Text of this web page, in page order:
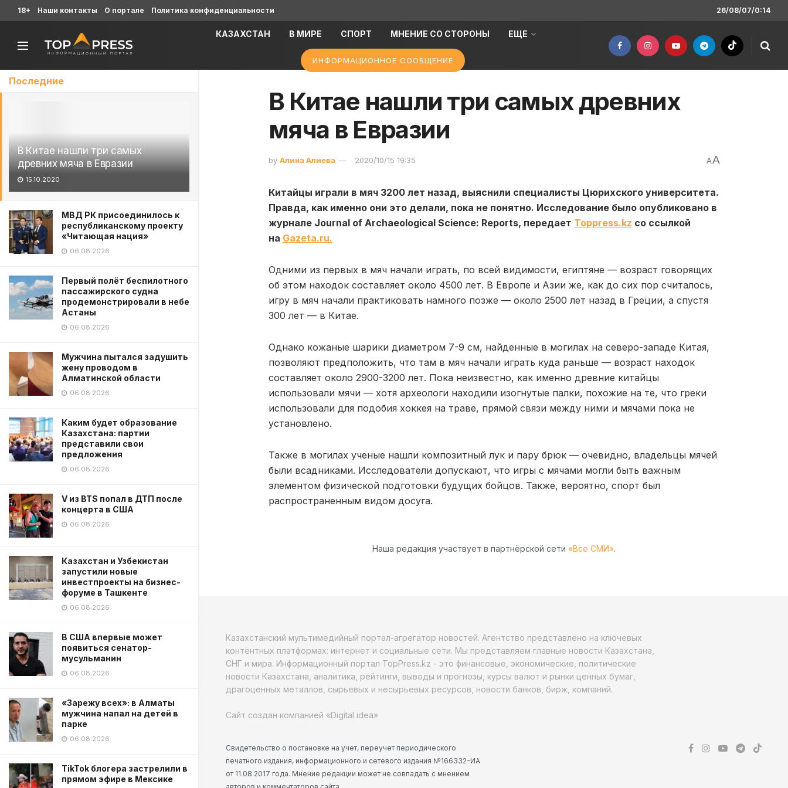
Последние
В Китае нашли три самых
древних мяча в Евразии
15.10.2020
МВД РК присоединилось к
республиканскому проекту
«Читающая нация»
06.08.2026
Первый полёт беспилотного
пассажирского судна
продемонстрировали в небе
Астаны
06.08.2026
Мужчина пытался задушить
жену проводом в
Алматинской области
06.08.2026
Каким будет образование
Казахстана: партии
представили свои
предложения
06.08.2026
V из BTS попал в ДТП после
концерта в США
06.08.2026
Казахстан и Узбекистан
запустили новые
инвестпроекты на бизнес-
форуме в Ташкенте
06.08.2026
В США впервые может
появиться сенатор-
мусульманин
06.08.2026
«Зарежу всех»: в Алматы
мужчина напал на детей в
парке
06.08.2026
TikTok блогера застрелили в
прямом эфире в Мексике
18+ Наши контакты О портале Политика конфиденциальности 26/08/07/0:14
КАЗАХСТАН В МИРЕ СПОРТ МНЕНИЕ СО СТОРОНЫ ЕЩЕ
ИНФОРМАЦИОННОЕ СООБЩЕНИЕ
В Китае нашли три самых древних
мяча в Евразии
by Алина Алиева 2020/10/15 19:35 AA
Китайцы играли в мяч 3200 лет назад, выяснили специалисты Цюрихского университета.
Правда, как именно они это делали, пока не понятно. Исследование было опубликовано в
журнале Journal of Archaeological Science: Reports, передает Toppress.kz со ссылкой
на Gazeta.ru.
Одними из первых в мяч начали играть, по всей видимости, египтяне — возраст говорящих
об этом находок составляет около 4500 лет. В Европе и Азии же, как до сих пор считалось,
игру в мяч начали практиковать намного позже — около 2500 лет назад в Греции, а спустя
300 лет — в Китае.
Однако кожаные шарики диаметром 7-9 см, найденные в могилах на северо-западе Китая,
позволяют предположить, что там в мяч начали играть куда раньше — возраст находок
составляет около 2900-3200 лет. Пока неизвестно, как именно древние китайцы
использовали мячи — хотя археологи находили изогнутые палки, похожие на те, что греки
использовали для подобия хоккея на траве, прямой связи между ними и мячами пока не
установлено.
Также в могилах ученые нашли композитный лук и пару брюк — очевидно, владельцы мячей
были всадниками. Исследователи допускают, что игры с мячами могли быть важным
элементом физической подготовки будущих бойцов. Также, вероятно, спорт был
распространенным видом досуга.
Наша редакция участвует в партнёрской сети «Все СМИ».
Казахстанский мультимедийный портал-агрегатор новостей. Агентство представлено на ключевых
контентных платформах: интернет и социальные сети. Мы представляем главные новости Казахстана,
СНГ и мира. Информационный портал TopPress.kz - это финансовые, экономические, политические
новости Казахстана, аналитика, рейтинги, выводы и прогнозы, курсы валют и рынки ценных бумаг,
драгоценных металлов, сырьевых и несырьевых ресурсов, новости банков, бирж, компаний.
Сайт создан компанией «Digital idea»
Свидетельство о постановке на учет, переучет периодического
печатного издания, информационного и сетевого издания №166332-ИА
от 11.08.2017 года. Мнение редакции может не совпадать с мнением